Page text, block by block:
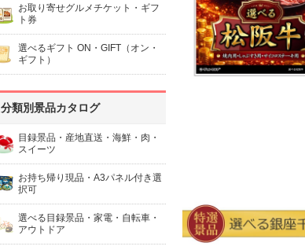
お取り寄せグルメチケット・ギフ
ト券
選べるギフト ON・GIFT（オン・
ギフト）
分類別景品カタログ
目録景品・産地直送・海鮮・肉・
スイーツ
お持ち帰り現品・A3パネル付き選
択可
選べる目録景品・家電・自転車・
アウトドア